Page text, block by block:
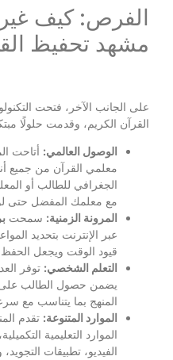
الفرص: كيف
مشهد تحفيظ
على الجانب الآخر، فتحت
القرآن الكريم، وقدمت حلولًا
الوصول العالمي: أتاحت
معلمي القرآن من جميع
الجغرافي للطالب أو
مع معلمك المفضل حتى
المرونة الزمنية: سمحت
عبر الإنترنت بتحديد
قيود الوقت ويجعل الحفظ
التعلم الشخصي: توفر
يضمن حصول الطالب على
المنهج بما يتناسب مع
الموارد المتنوعة: تقدم
الموارد التعليمية
الفيديو، تطبيقات